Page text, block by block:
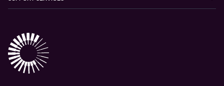
AdviesObservability: Consultancy
General Sales and Delivery Conditions (EN)
General Purchasing Conditions (EN)
Healthcare Services
Lifecycle